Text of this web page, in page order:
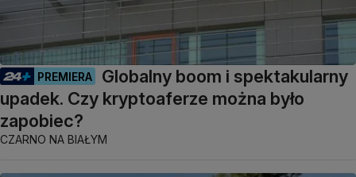
PREMIERA
Globalny boom i spektakularny
upadek. Czy kryptoaferze można było
zapobiec?
CZARNO NA BIAŁYM